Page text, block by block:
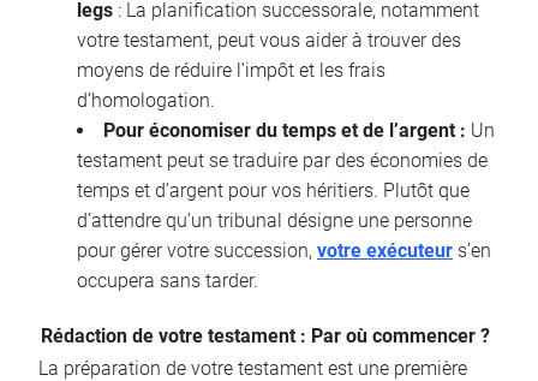
legs : La planification successorale, notamment
votre testament, peut vous aider à trouver des
moyens de réduire l’impôt et les frais
d’homologation.
Pour économiser du temps et de l’argent : Un
testament peut se traduire par des économies de
temps et d’argent pour vos héritiers. Plutôt que
d’attendre qu’un tribunal désigne une personne
pour gérer votre succession, votre exécuteur s’en
occupera sans tarder.
Rédaction de votre testament : Par où commencer ?
La préparation de votre testament est une première